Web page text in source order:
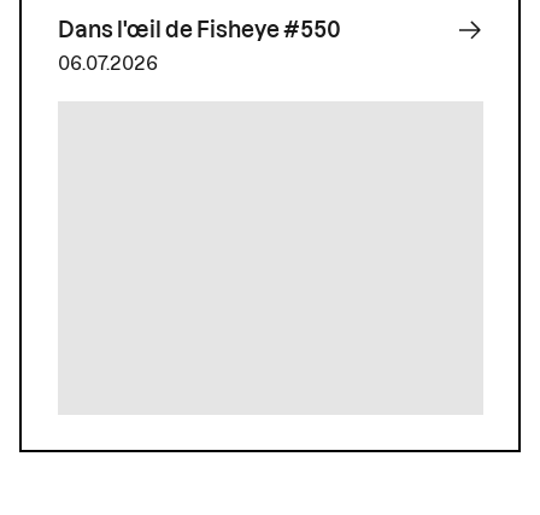
Dans l'œil de Fisheye #550
06.07.2026